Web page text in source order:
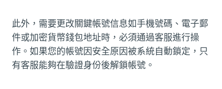
此外，需要更改關鍵帳號信息如手機號碼、電子郵
件或加密貨幣錢包地址時，必須通過客服進行操
作。如果您的帳號因安全原因被系統自動鎖定，只
有客服能夠在驗證身份後解鎖帳號。